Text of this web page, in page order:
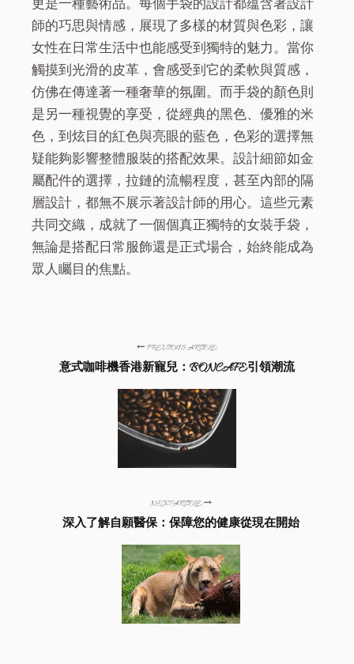
更是一種藝術品。每個手袋的設計都蕴含著設計
師的巧思與情感，展現了多樣的材質與色彩，讓
女性在日常生活中也能感受到獨特的魅力。當你
觸摸到光滑的皮革，會感受到它的柔軟與質感，
仿佛在傳達著一種奢華的氛圍。而手袋的顏色則
是另一種視覺的享受，從經典的黑色、優雅的米
色，到炫目的紅色與亮眼的藍色，色彩的選擇無
疑能夠影響整體服裝的搭配效果。設計細節如金
屬配件的選擇，拉鏈的流暢程度，甚至內部的隔
層設計，都無不展示著設計師的用心。這些元素
共同交織，成就了一個個真正獨特的女裝手袋，
無論是搭配日常服飾還是正式場合，始終能成為
眾人矚目的焦點。
PREVIOUS ARTICLE
意式咖啡機香港新寵兒：BONCAFE引領潮流
NEXT ARTICLE
深入了解自願醫保：保障您的健康從現在開始